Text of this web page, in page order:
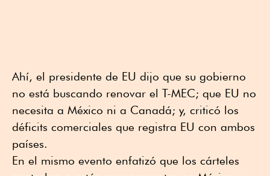
Ahí, el presidente de EU dijo que su gobierno
no está buscando renovar el T-MEC; que EU no
necesita a México ni a Canadá; y, criticó los
déficits comerciales que registra EU con ambos
países.
En el mismo evento enfatizó que los cárteles